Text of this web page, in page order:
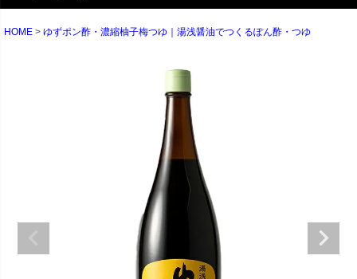
HOME ゆずポン酢・濃縮柚子梅つゆ｜湯浅醤油でつくるぽん酢・つゆ